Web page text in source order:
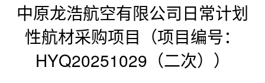
用户案例
联系我们
中原龙浩航空有限公司日常计划
性航材采购项目（项目编号：
HYQ20251029（二次））